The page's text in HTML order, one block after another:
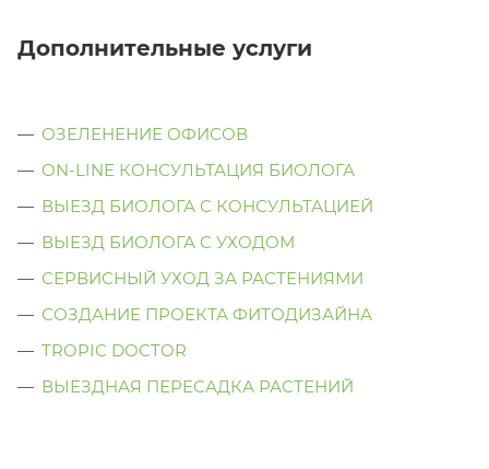
Дополнительные услуги
ОЗЕЛЕНЕНИЕ ОФИСОВ
ON-LINE КОНСУЛЬТАЦИЯ БИОЛОГА
ВЫЕЗД БИОЛОГА С КОНСУЛЬТАЦИЕЙ
ВЫЕЗД БИОЛОГА C УХОДОМ
СЕРВИСНЫЙ УХОД ЗА РАСТЕНИЯМИ
СОЗДАНИЕ ПРОЕКТА ФИТОДИЗАЙНА
TROPIC DOCTOR
ВЫЕЗДНАЯ ПЕРЕСАДКА РАСТЕНИЙ